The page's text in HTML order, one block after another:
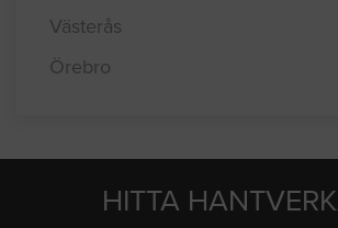
Västerås
Örebro
HITTA